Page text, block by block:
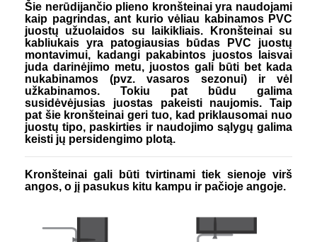
Šie nerūdijančio plieno kronšteinai yra naudojami
kaip pagrindas, ant kurio vėliau kabinamos PVC
juostų užuolaidos su laikikliais. Kronšteinai su
kabliukais yra patogiausias būdas PVC juostų
montavimui, kadangi pakabintos juostos laisvai
juda darinėjimo metu, juostos gali būti bet kada
nukabinamos (pvz. vasaros sezonui) ir vėl
užkabinamos. Tokiu pat būdu galima
susidėvėjusias juostas pakeisti naujomis. Taip
pat šie kronšteinai geri tuo, kad priklausomai nuo
juostų tipo, paskirties ir naudojimo sąlygų galima
keisti jų persidengimo plotą.
Kronšteinai gali būti tvirtinami tiek sienoje virš
angos, o jį pasukus kitu kampu ir pačioje angoje.